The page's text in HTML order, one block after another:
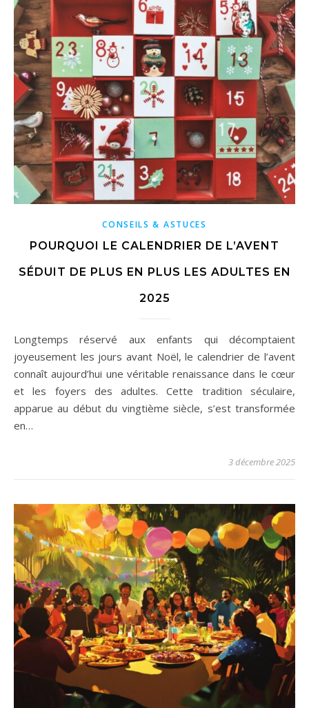
CONSEILS & ASTUCES
POURQUOI LE CALENDRIER DE L’AVENT
SÉDUIT DE PLUS EN PLUS LES ADULTES EN
2025
Longtemps réservé aux enfants qui décomptaient
joyeusement les jours avant Noël, le calendrier de l’avent
connaît aujourd’hui une véritable renaissance dans le cœur
et les foyers des adultes. Cette tradition séculaire,
apparue au début du vingtième siècle, s’est transformée
en…
3 décembre 2025